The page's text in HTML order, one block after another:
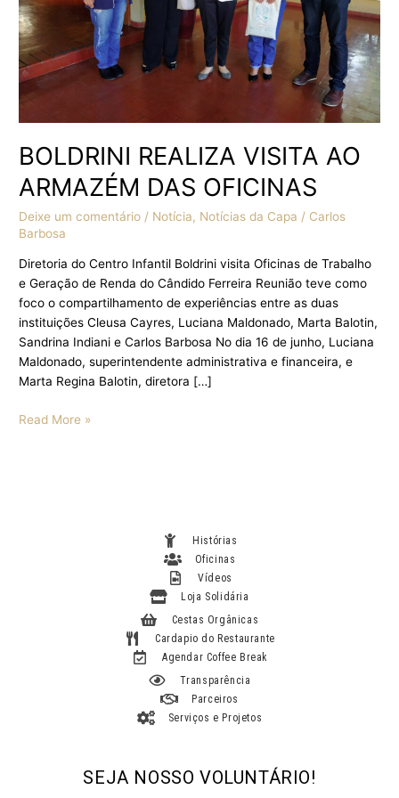
BOLDRINI REALIZA VISITA AO
ARMAZÉM DAS OFICINAS
Deixe um comentário / Notícia, Notícias da Capa / Carlos
Barbosa
Diretoria do Centro Infantil Boldrini visita Oficinas de Trabalho
e Geração de Renda do Cândido Ferreira Reunião teve como
foco o compartilhamento de experiências entre as duas
instituições Cleusa Cayres, Luciana Maldonado, Marta Balotin,
Sandrina Indiani e Carlos Barbosa No dia 16 de junho, Luciana
Maldonado, superintendente administrativa e financeira, e
Marta Regina Balotin, diretora […]
Read More »
Histórias
Oficinas
Vídeos
Loja Solidária
Cestas Orgânicas
Cardapio do Restaurante
Agendar Coffee Break
Transparência
Parceiros
Serviços e Projetos
SEJA NOSSO VOLUNTÁRIO!